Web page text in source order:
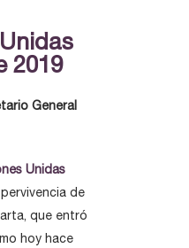
2019
General
Unidas
de
que entró
hoy hace